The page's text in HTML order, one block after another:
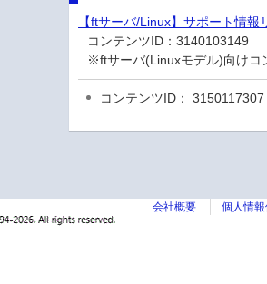
【ftサーバ/Linux】サポート情報
コンテンツID：3140103149
※ftサーバ(Linuxモデル)向けコ
コンテンツID： 3150117307
会社概要 個人情